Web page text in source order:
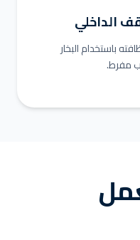
الداخلي
باستخدام البخار
مفرط.